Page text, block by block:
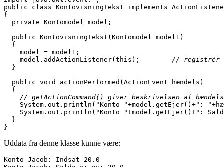
public class KontovisningTekst implements
{
  private Kontomodel model;
  public KontovisningTekst(Kontomodel model1)
  {
    model = model1;
    model.addActionListener(this);
// registrér
  }
  public void actionPerformed(ActionEvent hændels)
  {
// getActionCommand() giver beskrivelsen af
System.out.println("Konto "+model.getEjer()+":
System.out.println("Konto "+model.getEjer()+":
  }
}
Uddata fra denne klasse kunne være:
Konto Jacob: Indsat 20.0